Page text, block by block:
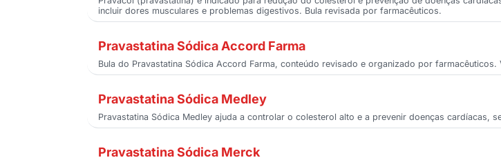
incluir dores musculares e problemas digestivos. Bula revisada por farmacêuticos.
Pravastatina Sódica Accord Farma
Bula do Pravastatina Sódica Accord Farma, conteúdo revisado e organizado por
Pravastatina Sódica Medley
Pravastatina Sódica Medley ajuda a controlar o colesterol alto e a prevenir doenças cardíacas,
Pravastatina Sódica Merck